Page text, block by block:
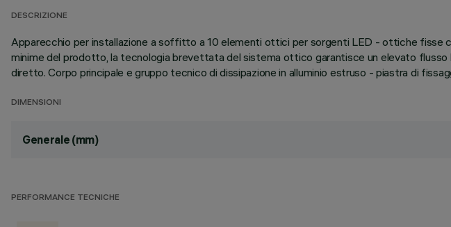
DESCRIZIONE
Apparecchio per installazione a soffitto a 10 elementi ottici per sorgenti LED - ottiche
minime del prodotto, la tecnologia brevettata del sistema ottico garantisce un elevato
diretto. Corpo principale e gruppo tecnico di dissipazione in alluminio estruso - piastra di
DIMENSIONI
Generale (mm)
PERFORMANCE TECNICHE